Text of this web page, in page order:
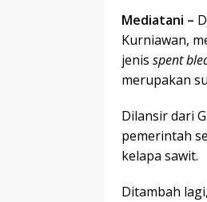
Mediatani –
Kurniawan,
jenis spent
merupakan
Dilansir dari
pemerintah
kelapa sawit.
Ditambah